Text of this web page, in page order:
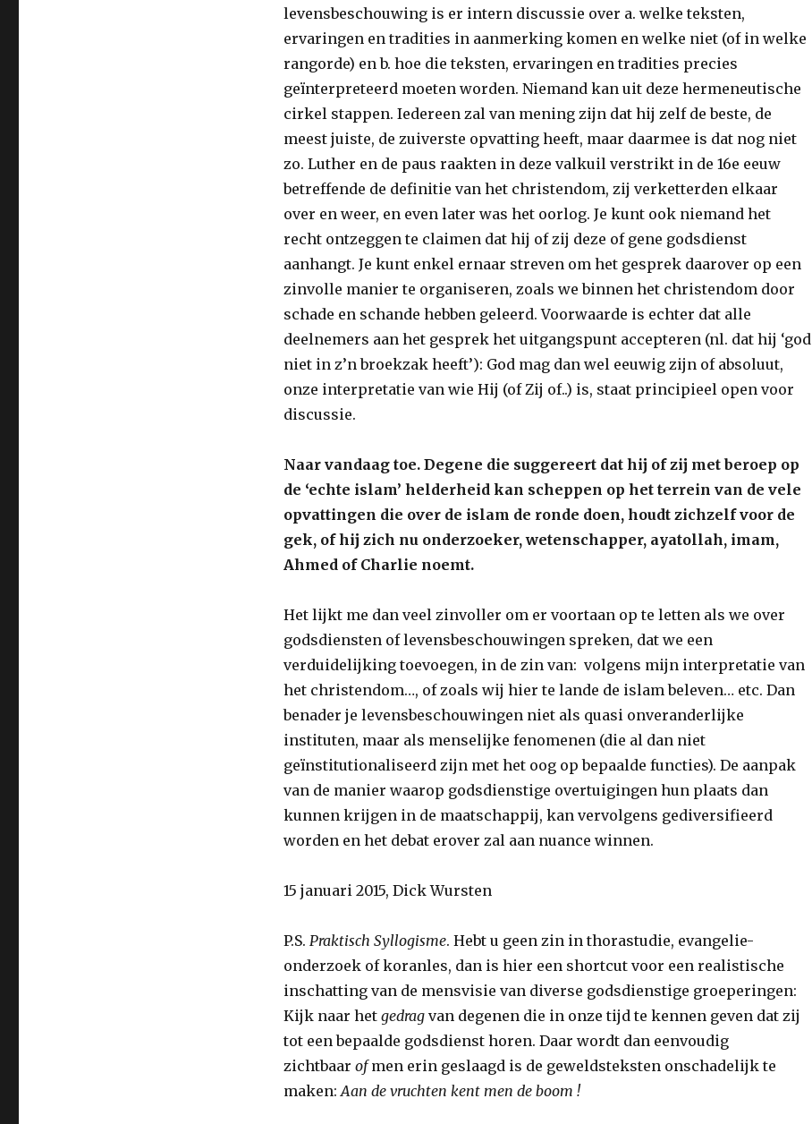
levensbeschouwing is er intern discussie over a. welke teksten,
ervaringen en tradities in aanmerking komen en welke niet (of in welke
rangorde) en b. hoe die teksten, ervaringen en tradities precies
geïnterpreteerd moeten worden. Niemand kan uit deze hermeneutische
cirkel stappen. Iedereen zal van mening zijn dat hij zelf de beste, de
meest juiste, de zuiverste opvatting heeft, maar daarmee is dat nog niet
zo. Luther en de paus raakten in deze valkuil verstrikt in de 16e eeuw
betreffende de definitie van het christendom, zij verketterden elkaar
over en weer, en even later was het oorlog. Je kunt ook niemand het
recht ontzeggen te claimen dat hij of zij deze of gene godsdienst
aanhangt. Je kunt enkel ernaar streven om het gesprek daarover op een
zinvolle manier te organiseren, zoals we binnen het christendom door
schade en schande hebben geleerd. Voorwaarde is echter dat alle
deelnemers aan het gesprek het uitgangspunt accepteren (nl. dat hij ‘god
niet in z’n broekzak heeft’): God mag dan wel eeuwig zijn of absoluut,
onze interpretatie van wie Hij (of Zij of..) is, staat principieel open voor
discussie.
Naar vandaag toe. Degene die suggereert dat hij of zij met beroep op
de ‘echte islam’ helderheid kan scheppen op het terrein van de vele
opvattingen die over de islam de ronde doen, houdt zichzelf voor de
gek, of hij zich nu onderzoeker, wetenschapper, ayatollah, imam,
Ahmed of Charlie noemt.
Het lijkt me dan veel zinvoller om er voortaan op te letten als we over
godsdiensten of levensbeschouwingen spreken, dat we een
verduidelijking toevoegen, in de zin van: volgens mijn interpretatie van
het christendom…, of zoals wij hier te lande de islam beleven… etc. Dan
benader je levensbeschouwingen niet als quasi onveranderlijke
instituten, maar als menselijke fenomenen (die al dan niet
geïnstitutionaliseerd zijn met het oog op bepaalde functies). De aanpak
van de manier waarop godsdienstige overtuigingen hun plaats dan
kunnen krijgen in de maatschappij, kan vervolgens gediversifieerd
worden en het debat erover zal aan nuance winnen.
15 januari 2015, Dick Wursten
P.S. Praktisch Syllogisme. Hebt u geen zin in thorastudie, evangelie-
onderzoek of koranles, dan is hier een shortcut voor een realistische
inschatting van de mensvisie van diverse godsdienstige groeperingen:
Kijk naar het gedrag van degenen die in onze tijd te kennen geven dat zij
tot een bepaalde godsdienst horen. Daar wordt dan eenvoudig
zichtbaar ofmen erin geslaagd is de geweldsteksten onschadelijk te
maken:Aan de vruchten kent men de boom !